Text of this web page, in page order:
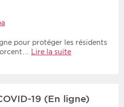
pour protéger les résidents
Lire la suite
19 (En ligne)